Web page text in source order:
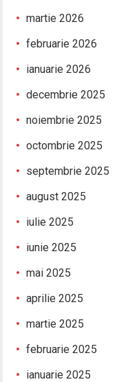
martie 2026
februarie 2026
ianuarie 2026
decembrie 2025
noiembrie 2025
octombrie 2025
septembrie 2025
august 2025
iulie 2025
iunie 2025
mai 2025
aprilie 2025
martie 2025
februarie 2025
ianuarie 2025